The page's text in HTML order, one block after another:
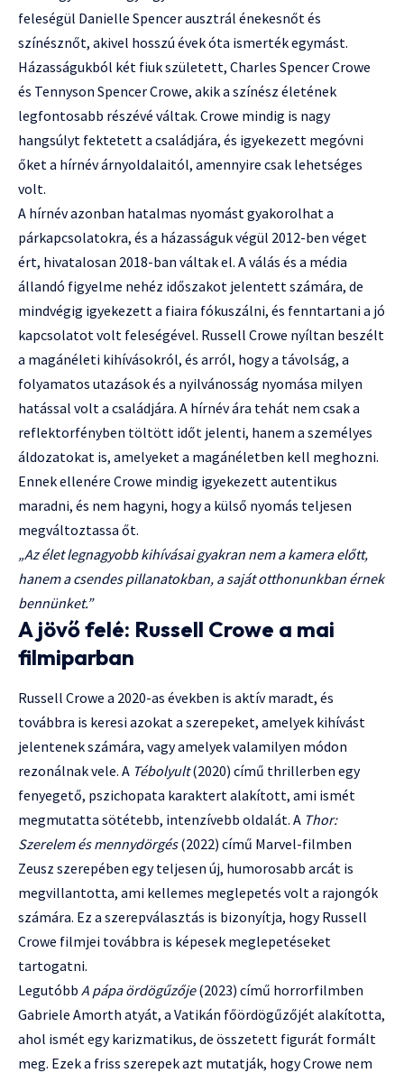
feleségül Danielle Spencer ausztrál énekesnőt és
színésznőt, akivel hosszú évek óta ismerték egymást.
Házasságukból két fiuk született, Charles Spencer Crowe
és Tennyson Spencer Crowe, akik a színész életének
legfontosabb részévé váltak. Crowe mindig is nagy
hangsúlyt fektetett a családjára, és igyekezett megóvni
őket a hírnév árnyoldalaitól, amennyire csak lehetséges
volt.
A hírnév azonban hatalmas nyomást gyakorolhat a
párkapcsolatokra, és a házasságuk végül 2012-ben véget
ért, hivatalosan 2018-ban váltak el. A válás és a média
állandó figyelme nehéz időszakot jelentett számára, de
mindvégig igyekezett a fiaira fókuszálni, és fenntartani a jó
kapcsolatot volt feleségével. Russell Crowe nyíltan beszélt
a magánéleti kihívásokról, és arról, hogy a távolság, a
folyamatos utazások és a nyilvánosság nyomása milyen
hatással volt a családjára. A hírnév ára tehát nem csak a
reflektorfényben töltött időt jelenti, hanem a személyes
áldozatokat is, amelyeket a magánéletben kell meghozni.
Ennek ellenére Crowe mindig igyekezett autentikus
maradni, és nem hagyni, hogy a külső nyomás teljesen
megváltoztassa őt.
„Az élet legnagyobb kihívásai gyakran nem a kamera előtt,
hanem a csendes pillanatokban, a saját otthonunkban érnek
bennünket.”
A jövő felé: Russell Crowe a mai
filmiparban
Russell Crowe a 2020-as években is aktív maradt, és
továbbra is keresi azokat a szerepeket, amelyek kihívást
jelentenek számára, vagy amelyek valamilyen módon
rezonálnak vele. A Tébolyult(2020) című thrillerben egy
fenyegető, pszichopata karaktert alakított, ami ismét
megmutatta sötétebb, intenzívebb oldalát. A Thor:
Szerelem és mennydörgés(2022) című Marvel-filmben
Zeusz szerepében egy teljesen új, humorosabb arcát is
megvillantotta, ami kellemes meglepetés volt a rajongók
számára. Ez a szerepválasztás is bizonyítja, hogy Russell
Crowe filmjei továbbra is képesek meglepetéseket
tartogatni.
Legutóbb A pápa ördögűzője(2023) című horrorfilmben
Gabriele Amorth atyát, a Vatikán főördögűzőjét alakította,
ahol ismét egy karizmatikus, de összetett figurát formált
meg. Ezek a friss szerepek azt mutatják, hogy Crowe nem